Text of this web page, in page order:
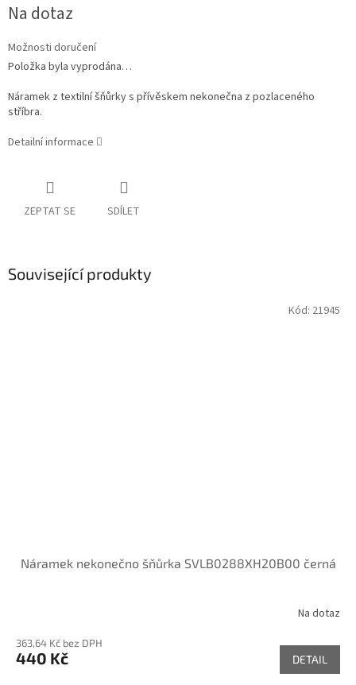
cena:
Na dotaz
Možnosti doručení
Položka byla vyprodána…
Náramek z textilní šňůrky s přívěskem nekonečna z pozlaceného
stříbra.
Detailní informace
ZEPTAT SE SDÍLET
Související produkty
Náramek nekonečno šňůrka SVLB0288XH20B00 černá
Na dotaz
363,64 Kč bez DPH
440 Kč DETAIL
Kód: 21945